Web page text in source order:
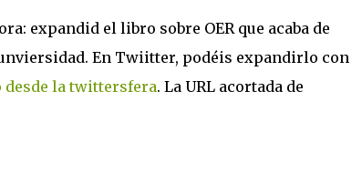
expandid el libro sobre OER que acaba de
En Twiitter, podéis expandirlo con
desde la twittersfera. La URL acortada de